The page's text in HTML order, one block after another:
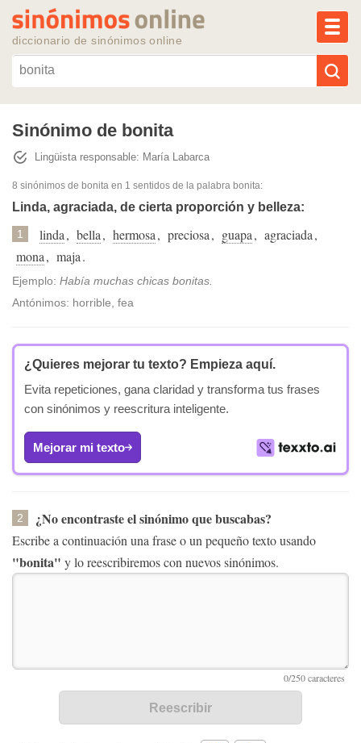
diccionario de sinónimos online
Reescribir texto con IA
Sinónimos populares
Temas populares
Temas recientes
Sinónimo de bonita
Lingüista responsable: María Labarca
8 sinónimos de bonita en 1 sentidos de la palabra bonita:
Linda, agraciada, de cierta proporción y belleza:
1 linda, bella, hermosa, preciosa, guapa, agraciada,
mona, maja.
Ejemplo: Había muchas chicas bonitas.
Antónimos: horrible, fea
¿Quieres mejorar tu texto? Empieza aquí.
Evita repeticiones, gana claridad y transforma tus frases
con sinónimos y reescritura inteligente.
Mejorar mi texto
2 ¿No encontraste el sinónimo que buscabas?
Escribe a continuación una frase o un pequeño texto usando
"bonita" y lo reescribiremos con nuevos sinónimos.